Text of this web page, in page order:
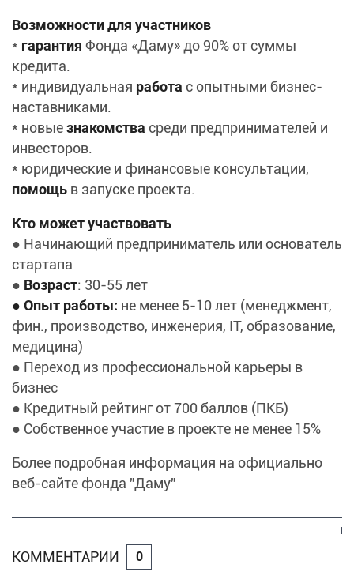
Возможности для участников
* гарантия Фонда «Даму» до 90% от суммы
кредита.
* индивидуальная работа с опытными бизнес-
наставниками.
* новыезнакомства среди предпринимателей и
инвесторов.
* юридические и финансовые консультации,
помощь в запуске проекта.
Кто может участвовать
● Начинающий предприниматель или основатель
стартапа
● Возраст: 30-55 лет
● Опыт работы: не менее 5-10 лет (менеджмент,
фин., производство, инженерия, IT, образование,
медицина)
● Переход из профессиональной карьеры в
бизнес
● Кредитный рейтинг от 700 баллов (ПКБ)
● Собственное участие в проекте не менее 15%
Более подробная информация на официально
веб-сайте фонда "Даму"
КОММЕНТАРИИ 0